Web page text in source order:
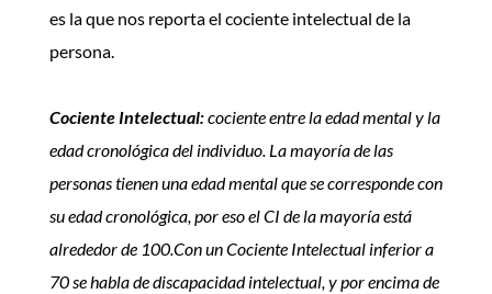
es la que nos reporta el cociente intelectual de la
persona.
Cociente Intelectual:cociente entre la edad mental y la
edad cronológica del individuo. La mayoría de las
personas tienen una edad mental que se corresponde con
su edad cronológica, por eso el CI de la mayoría está
alrededor de 100.Con un Cociente Intelectual inferior a
70 se habla de discapacidad intelectual, y por encima de